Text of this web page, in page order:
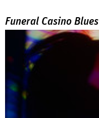
Funeral Casino Blues